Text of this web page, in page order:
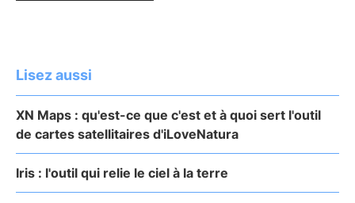
Lisez aussi
XN Maps : qu'est-ce que c'est et à quoi sert l'outil
de cartes satellitaires d'iLoveNatura
Iris : l'outil qui relie le ciel à la terre